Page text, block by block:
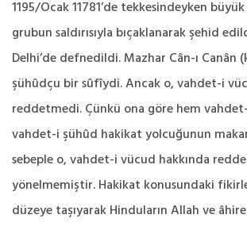
1195/Ocak 11781’de tekkesindeyken
grubun saldırısıyla bıçaklanarak şehid
Delhi’de defnedildi. Mazhar Cân-ı Canân
şühûdçu bir sûfîydi. Ancak o, vahdet-i
reddetmedi. Çünkü ona göre hem
vahdet-i şühûd hakikat yolcuğunun
sebeple o, vahdet-i vücud hakkında
yönelmemiştir. Hakikat konusundaki
düzeye taşıyarak Hinduların Allah ve